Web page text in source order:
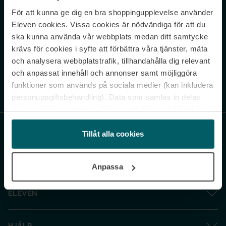
För att kunna ge dig en bra shoppingupplevelse använder
Eleven cookies. Vissa cookies är nödvändiga för att du
ska kunna använda vår webbplats medan ditt samtycke
krävs för cookies i syfte att förbättra våra tjänster, mäta
och analysera webbplatstrafik, tillhandahålla dig relevant
och anpassat innehåll och annonser samt möjliggöra
funktioner som används på sociala medier (kan inkludera
personuppgiftsbehandling). Data som samlas in delas
och gå vidare” accepterar du samtliga cookies medan du
under ”Inställningar” kan anpassa användningen av
cookies. Du kan återkalla ditt samtycke när som helst.
Tillåt alla cookies
Anpassa
Never miss a beat.
Sign up to our newsletter.
Genom att prenumerera accepterar du vår Integritetspolicy. Avprenumerera
ELEVEN